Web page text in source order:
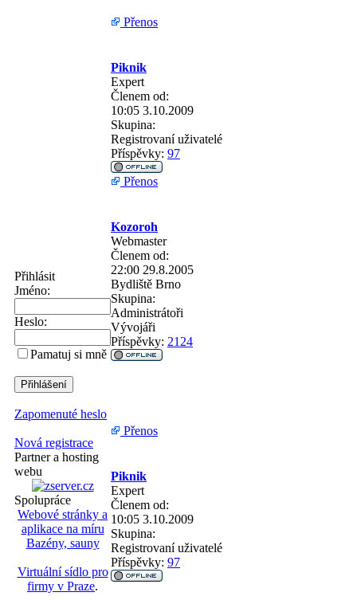
Přihlásit
Jméno:
Heslo:
Pamatuj si mně
Zapomenuté heslo
Nová registrace
Partner a hosting
webu
Spolupráce
Webové stránky a
aplikace na míru
Bazény, sauny
Virtuální sídlo pro
firmy v Praze.
Přenos
Piknik
Expert
Členem od:
10:05 3.10.2009
Skupina:
Registrovaní uživatelé
Příspěvky: 97
Přenos
Kozoroh
Webmaster
Členem od:
22:00 29.8.2005
Bydliště Brno
Skupina:
Administrátoři
Vývojáři
Příspěvky: 2124
Přenos
Piknik
Expert
Členem od:
10:05 3.10.2009
Skupina:
Registrovaní uživatelé
Příspěvky: 97